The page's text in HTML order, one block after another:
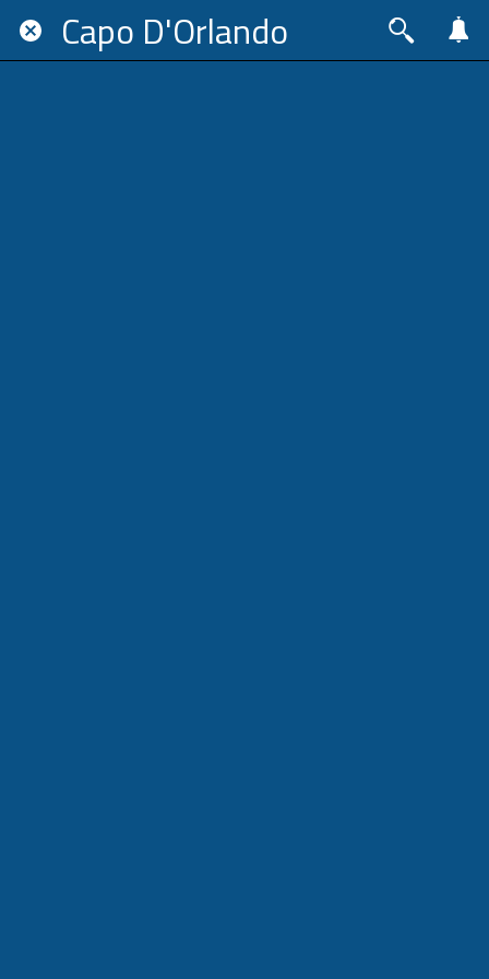
Capo D'Orlando